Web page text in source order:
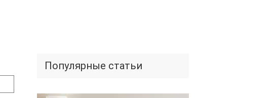
Популярные статьи